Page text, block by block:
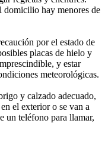
domicilio hay menores de
por el estado de
placas de hielo y
y estar
meteorológicas.
y calzado adecuado,
el exterior o se van a
un teléfono para llamar,